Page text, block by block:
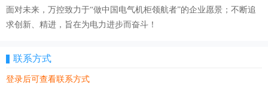
面对未来，万控致力于“做中国电气机柜领航者”的企业愿景；不断追
求创新、精进，旨在为电力进步而奋斗！
联系方式
登录后可查看联系方式